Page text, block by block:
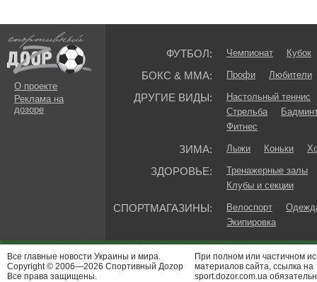
О проекте
Реклама на
дозоре
ФУТБОЛ: Чемпионат Кубок
БОКС & ММА: Профи Любители
ДРУГИЕ ВИДЫ:
Настольный теннис
Стрельба
Фитнес
ЗИМА: Лыжи Коньки
ЗДОРОВЬЕ:
Тренажерные залы
Клубы и секции
СПОРТМАГАЗИНЫ: Велоспорт
Экипировка
Все главные новости Украины и мира.
Copyright © 2006—2026 Спортивный Доzор
Все права защищены.
При полном или частичном
материалов сайта, ссылка на
sport.dozor.com.ua